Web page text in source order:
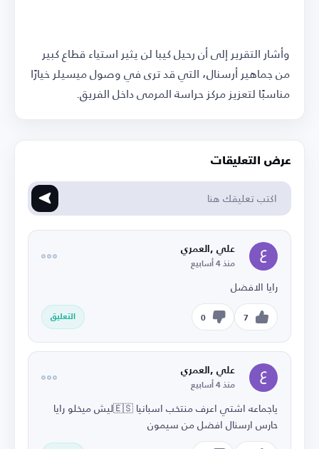
وأشار التقرير إلى أن رحيل كيبا لن يثير استياء قطاع كبير
من جماهير أرسنال، التي قد ترى في وصول ميسيلر خيارًا
مناسبًا لتعزيز مركز حراسة المرمى داخل الفريق.
عرض التعليقات
علي ,العمري
منذ 4 أسابيع
رايا الافضل
7
0 التعليق
علي ,العمري
منذ 4 أسابيع
ياجماعه اشتي اعرف منتخب اسبانيا 🇪🇸ليش ميخلو رايا
حارس ارسنال افضل من سيمون